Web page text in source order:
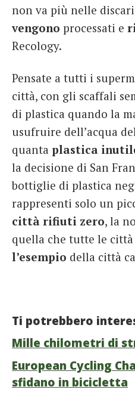
non va più nelle
vengono processati e
Recology.
Pensate a tutti i
città, con gli scaffali
di plastica quando la
usufruire dell’acqua
quanta plastica
la decisione di San
bottiglie di plastica
rappresenti solo un
città rifiuti zero, la
quella che tutte le
l’esempio della città
Ti potrebbero
Mille chilometri di
European Cycling
sfidano in bicicletta